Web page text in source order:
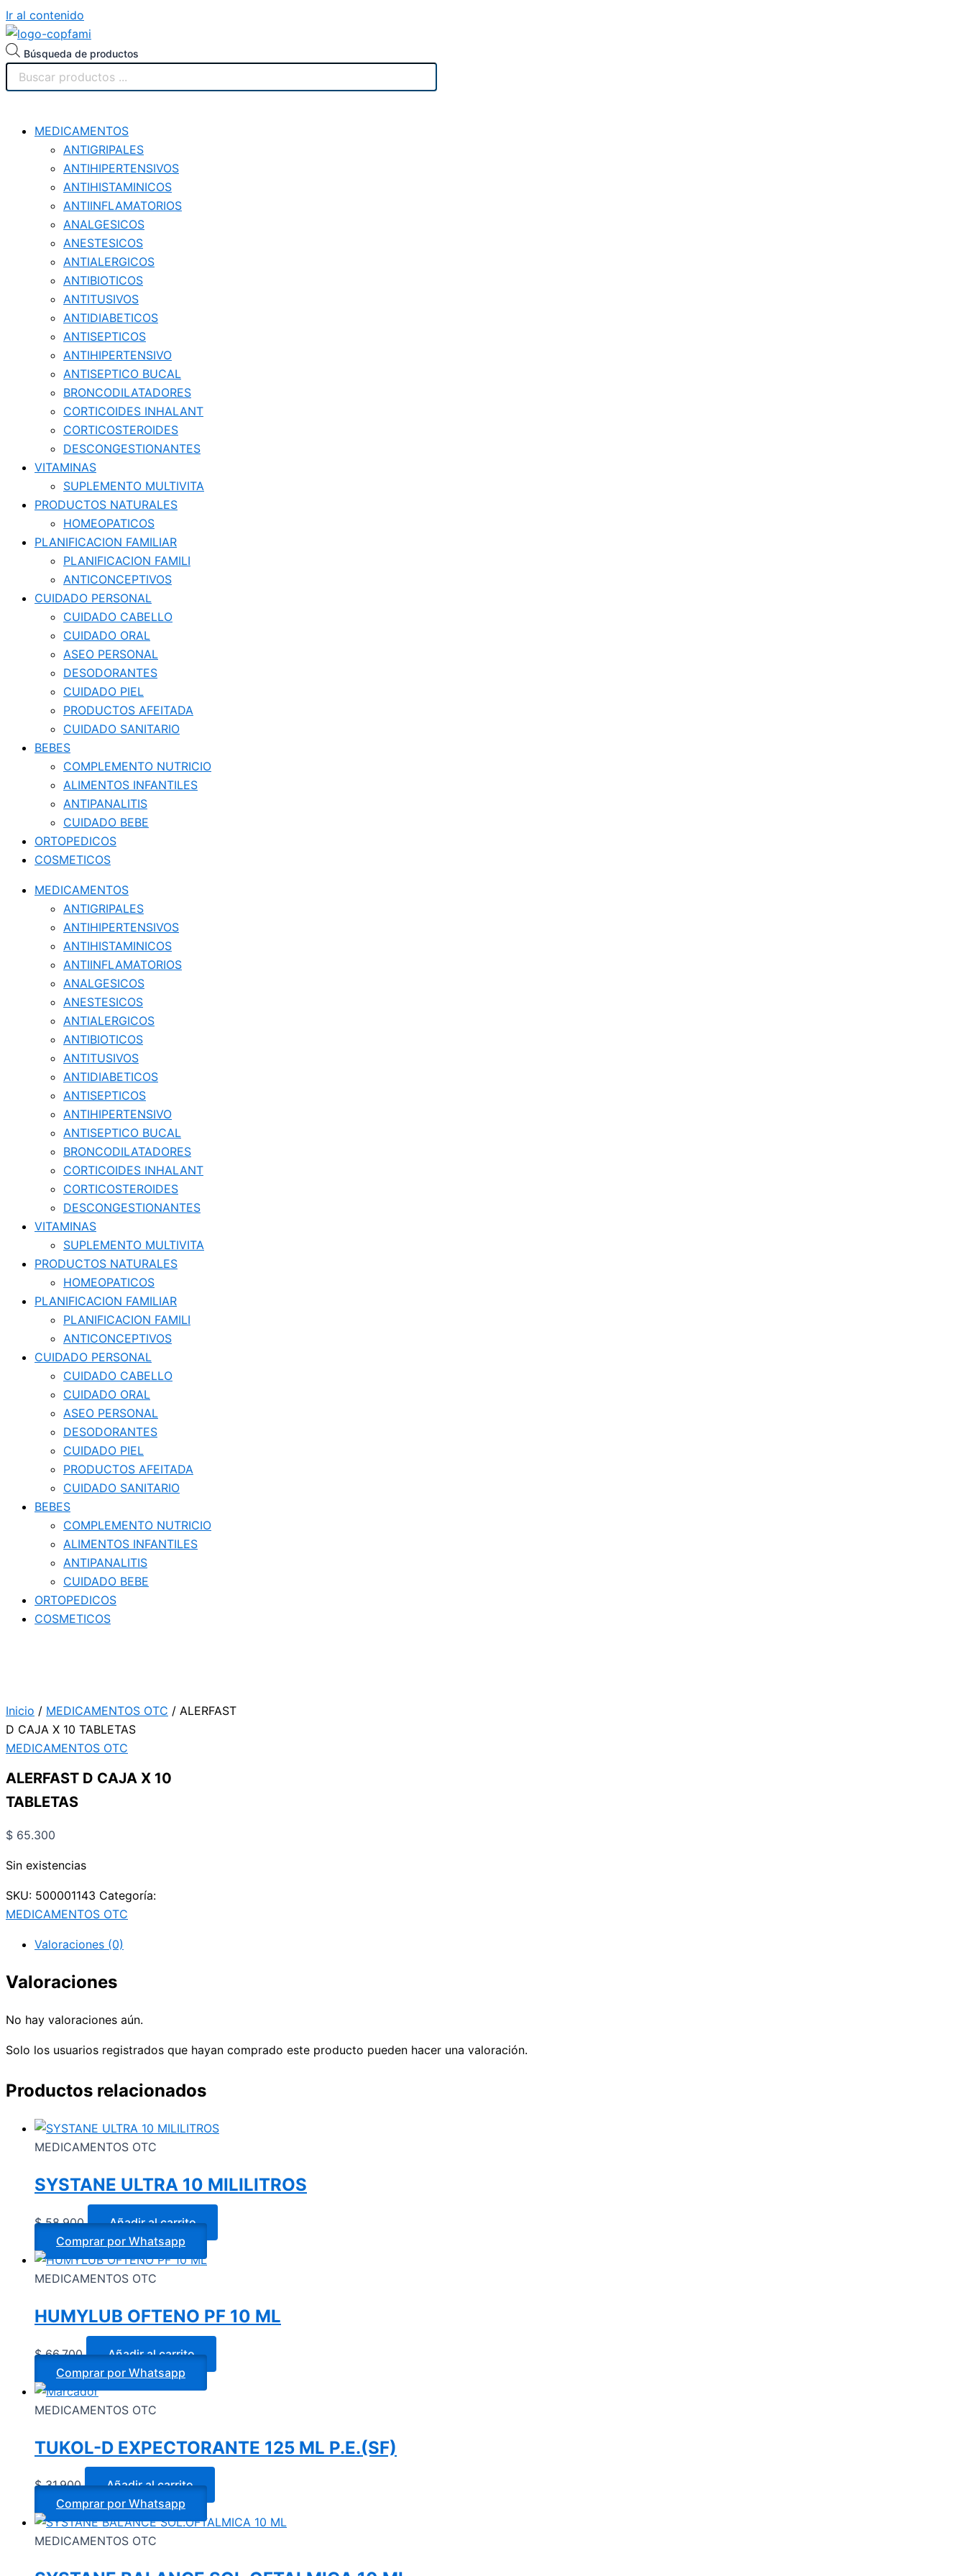
Ir al contenido
Búsqueda de productos
MEDICAMENTOS
ANTIGRIPALES
ANTIHIPERTENSIVOS
ANTIHISTAMINICOS
ANTIINFLAMATORIOS
ANALGESICOS
ANESTESICOS
ANTIALERGICOS
ANTIBIOTICOS
ANTITUSIVOS
ANTIDIABETICOS
ANTISEPTICOS
ANTIHIPERTENSIVO
ANTISEPTICO BUCAL
BRONCODILATADORES
CORTICOIDES INHALANT
CORTICOSTEROIDES
DESCONGESTIONANTES
VITAMINAS
SUPLEMENTO MULTIVITA
PRODUCTOS NATURALES
HOMEOPATICOS
PLANIFICACION FAMILIAR
PLANIFICACION FAMILI
ANTICONCEPTIVOS
CUIDADO PERSONAL
CUIDADO CABELLO
CUIDADO ORAL
ASEO PERSONAL
DESODORANTES
CUIDADO PIEL
PRODUCTOS AFEITADA
CUIDADO SANITARIO
BEBES
COMPLEMENTO NUTRICIO
ALIMENTOS INFANTILES
ANTIPANALITIS
CUIDADO BEBE
ORTOPEDICOS
COSMETICOS
MEDICAMENTOS
ANTIGRIPALES
ANTIHIPERTENSIVOS
ANTIHISTAMINICOS
ANTIINFLAMATORIOS
ANALGESICOS
ANESTESICOS
ANTIALERGICOS
ANTIBIOTICOS
ANTITUSIVOS
ANTIDIABETICOS
ANTISEPTICOS
ANTIHIPERTENSIVO
ANTISEPTICO BUCAL
BRONCODILATADORES
CORTICOIDES INHALANT
CORTICOSTEROIDES
DESCONGESTIONANTES
VITAMINAS
SUPLEMENTO MULTIVITA
PRODUCTOS NATURALES
HOMEOPATICOS
PLANIFICACION FAMILIAR
PLANIFICACION FAMILI
ANTICONCEPTIVOS
CUIDADO PERSONAL
CUIDADO CABELLO
CUIDADO ORAL
ASEO PERSONAL
DESODORANTES
CUIDADO PIEL
PRODUCTOS AFEITADA
CUIDADO SANITARIO
BEBES
COMPLEMENTO NUTRICIO
ALIMENTOS INFANTILES
ANTIPANALITIS
CUIDADO BEBE
ORTOPEDICOS
COSMETICOS
Inicio / MEDICAMENTOS OTC / ALERFAST
D CAJA X 10 TABLETAS
MEDICAMENTOS OTC
ALERFAST D CAJA X 10
TABLETAS
$ 65.300
Sin existencias
SKU: 500001143 Categoría:
MEDICAMENTOS OTC
Valoraciones (0)
Valoraciones
No hay valoraciones aún.
Solo los usuarios registrados que hayan comprado este producto pueden hacer una valoración.
Productos relacionados
MEDICAMENTOS OTC
SYSTANE ULTRA 10 MILILITROS
$58.900
Añadir al carrito
Comprar por Whatsapp
MEDICAMENTOS OTC
HUMYLUB OFTENO PF 10 ML
$66.700
Añadir al carrito
Comprar por Whatsapp
MEDICAMENTOS OTC
TUKOL-D EXPECTORANTE 125 ML P.E.(SF)
$31.900
Añadir al carrito
Comprar por Whatsapp
MEDICAMENTOS OTC